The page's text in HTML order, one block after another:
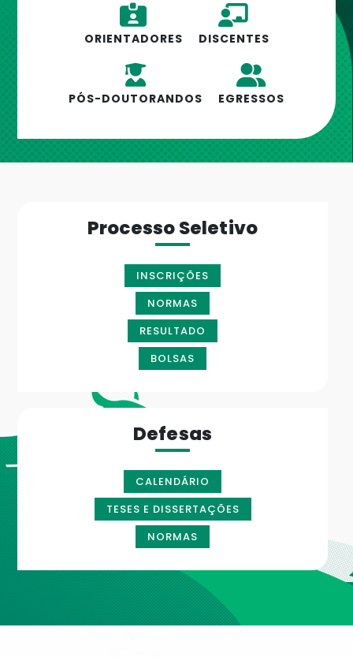
ORIENTADORES DISCENTES
PÓS-DOUTORANDOS EGRESSOS
Processo Seletivo
INSCRIÇÕES
NORMAS
RESULTADO
BOLSAS
Defesas
CALENDÁRIO
TESES E DISSERTAÇÕES
NORMAS